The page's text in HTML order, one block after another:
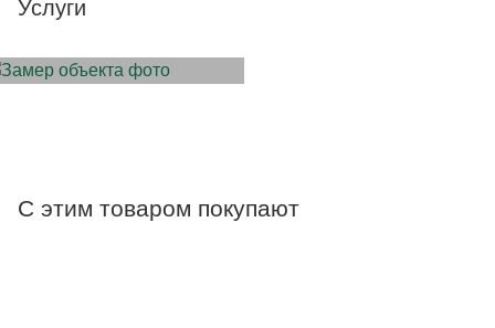
Услуги
С этим товаром покупают